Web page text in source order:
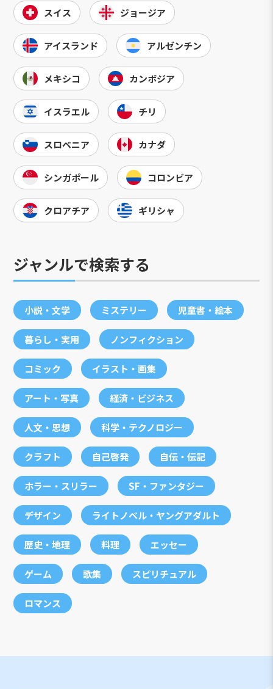
スイス ジョージア
アイスランド アルゼンチン
メキシコ カンボジア
イスラエル チリ
スロベニア カナダ
シンガポール コロンビア
クロアチア ギリシャ
ジャンルで検索する
小説・文学 ミステリー 児童書・絵本
暮らし・実用 ノンフィクション
コミック イラスト・画集
アート・写真 経済・ビジネス
人文・思想 科学・テクノロジー
クラフト 自己啓発 自伝・伝記
ホラー・スリラー SF・ファンタジー
デザイン ライトノベル・ヤングアダルト
歴史・地理 料理 エッセー
ゲーム 歌集 スピリチュアル
ロマンス